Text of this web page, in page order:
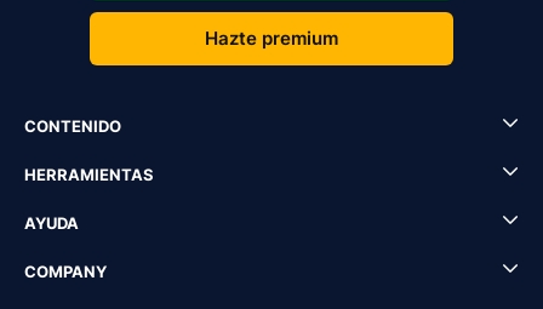
Hazte premium
CONTENIDO
HERRAMIENTAS
AYUDA
COMPANY